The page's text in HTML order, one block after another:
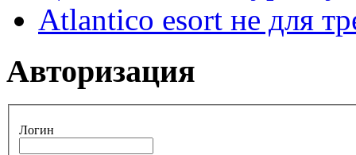
Atlantico esort не для
Авторизация
Логин